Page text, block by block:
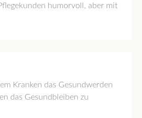
humorvoll, aber mit
Kranken das Gesundwerden
das Gesundbleiben zu